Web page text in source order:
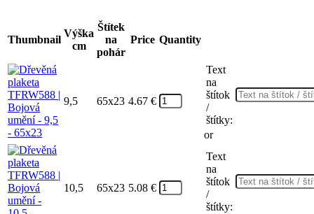
Thumbnail
Výška
cm
Štítek
na
pohár
Price Quantity
9,5 65x23 4.67 €
Text
na
štítok
/
štítky:
or
10,5 65x23 5.08 €
Text
na
štítok
/
štítky: